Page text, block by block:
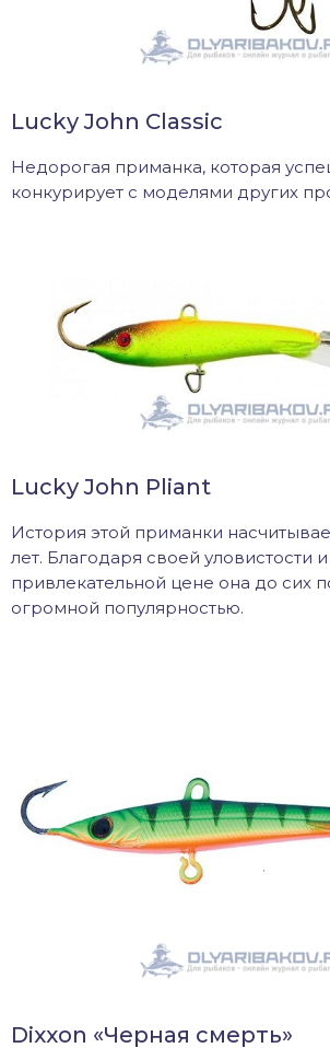
Lucky John Classic
Недорогая приманка, которая
конкурирует с моделями других
Lucky John Pliant
История этой приманки
лет. Благодаря своей уловистости и
привлекательной цене она до сих
огромной популярностью.
Dixxon «Черная смерть»